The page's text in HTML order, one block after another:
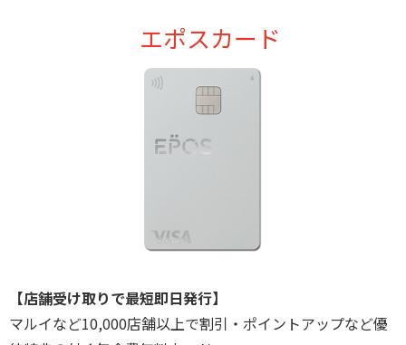
エポスカード
【店舗受け取りで最短即日発行】
マルイなど10,000店舗以上で割引・ポイントアップなど優